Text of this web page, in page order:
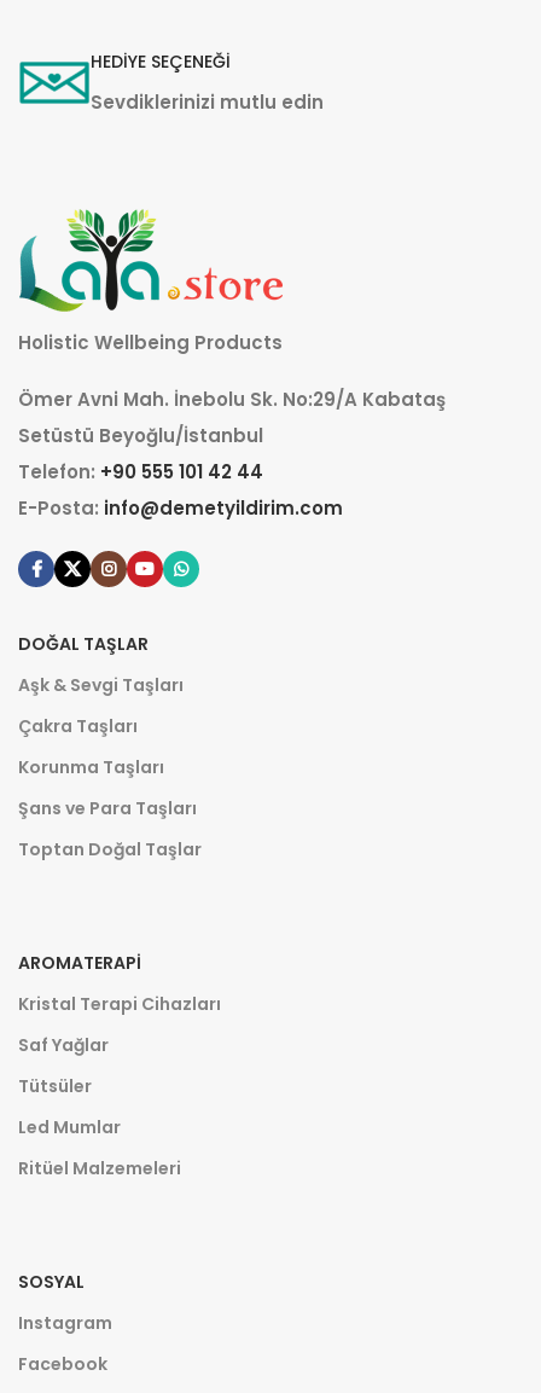
HEDİYE SEÇENEĞİ
Sevdiklerinizi mutlu edin
Holistic Wellbeing Products
Ömer Avni Mah. İnebolu Sk. No:29/A Kabataş
Setüstü Beyoğlu/İstanbul
Telefon: +90 555 101 42 44
E-Posta: info@demetyildirim.com
DOĞAL TAŞLAR
Aşk & Sevgi Taşları
Çakra Taşları
Korunma Taşları
Şans ve Para Taşları
Toptan Doğal Taşlar
AROMATERAPI
Kristal Terapi Cihazları
Saf Yağlar
Tütsüler
Led Mumlar
Ritüel Malzemeleri
SOSYAL
Instagram
Facebook